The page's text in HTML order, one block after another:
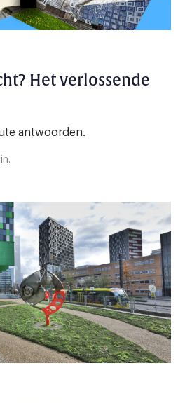
Het verlossende
antwoorden.